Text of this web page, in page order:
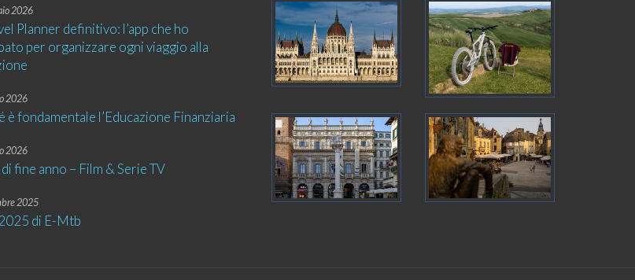
2026
Planner definitivo: l’app che ho
per organizzare ogni viaggio alla
2026
è fondamentale l’Educazione Finanziaria
2026
di fine anno – Film & Serie TV
2025
di E-Mtb